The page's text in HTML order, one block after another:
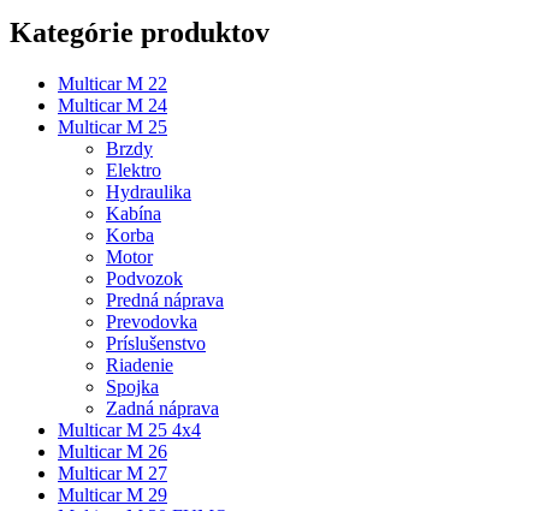
Kategórie produktov
Multicar M 22
Multicar M 24
Multicar M 25
Brzdy
Elektro
Hydraulika
Kabína
Korba
Motor
Podvozok
Predná náprava
Prevodovka
Príslušenstvo
Riadenie
Spojka
Zadná náprava
Multicar M 25 4x4
Multicar M 26
Multicar M 27
Multicar M 29